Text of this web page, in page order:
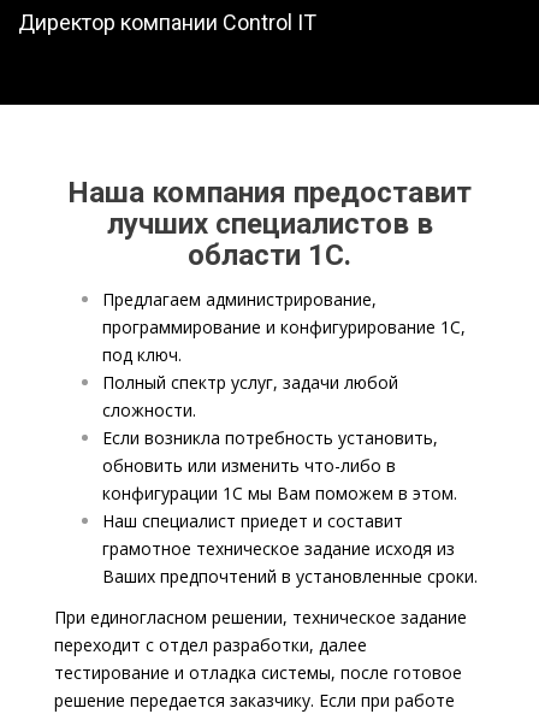
Директор компании Control IT
Наша компания предоставит
лучших специалистов в
области 1С.
Предлагаем администрирование,
программирование и конфигурирование 1С,
под ключ.
Полный спектр услуг, задачи любой
сложности.
Если возникла потребность установить,
обновить или изменить что-либо в
конфигурации 1С мы Вам поможем в этом.
Наш специалист приедет и составит
грамотное техническое задание исходя из
Ваших предпочтений в установленные сроки.
При единогласном решении, техническое задание
переходит с отдел разработки, далее
тестирование и отладка системы, после готовое
решение передается заказчику. Если при работе